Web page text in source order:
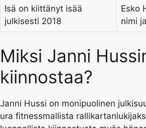
Isä on kiittänyt isää
julkisesti 2018
Esko
nimi
Miksi Janni
kiinnostaa?
Janni Hussi on monipuolinen
ura fitnessmallista